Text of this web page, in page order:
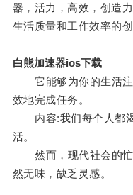
器，活力，高效，创造
生活质量和工作效率的创
白熊加速器ios下载
它能够为你的生活注
效地完成任务。
内容:我们每个人都渴
活。
然而，现代社会的忙
然无味，缺乏灵感。